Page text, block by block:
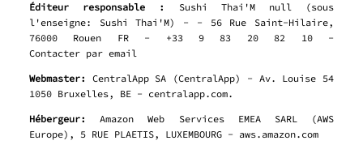
Éditeur responsable :
Sushi Thai'M null (sous
l'enseigne: Sushi Thai'M) - - 56 Rue Saint-Hilaire,
76000 Rouen FR - +33 9 83 20 82 10 -
Contacter par email
Webmaster: CentralApp SA (CentralApp) - Av. Louise 54
1050 Bruxelles, BE - centralapp.com.
Hébergeur:Amazon Web Services EMEA SARL (AWS
Europe), 5 RUE PLAETIS, LUXEMBOURG - aws.amazon.com